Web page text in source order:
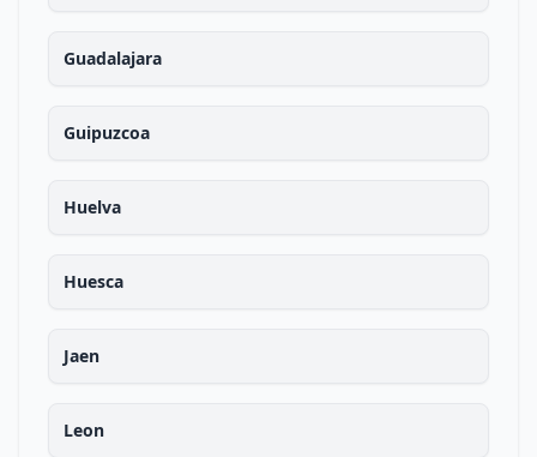
Guadalajara
Guipuzcoa
Huelva
Huesca
Jaen
Leon